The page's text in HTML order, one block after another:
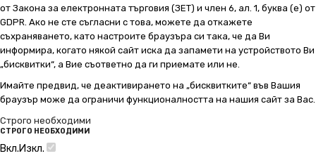
от Закона за електронната търговия (ЗЕТ) и член 6, ал. 1, буква (е) от
GDPR. Ако не сте съгласни с това, можете да откажете
съхраняването, като настроите браузъра си така, че да Ви
информира, когато някой сайт иска да запамети на устройството Ви
„бисквитки“, а Вие съответно да ги приемате или не.
Имайте предвид, че деактивирането на „бисквитките“ във Вашия
браузър може да ограничи функционалността на нашия сайт за Вас.
Строго необходими
СТРОГО НЕОБХОДИМИ
Вкл.Изкл.